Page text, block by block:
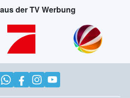
der TV Werbung